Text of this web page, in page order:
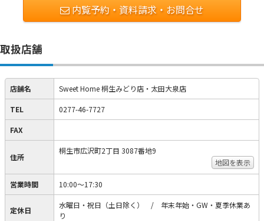
内覧予約・資料請求・お問合せ
取扱店舗
店舗名 Sweet Home 桐生みどり店・太田大泉店
TEL 0277-46-7727
FAX
住所
桐生市広沢町2丁目 3087番地9
地図を表示
営業時間 10:00～17:30
定休日
水曜日・祝日（土日除く） / 年末年始・GW・夏季休業あ
り